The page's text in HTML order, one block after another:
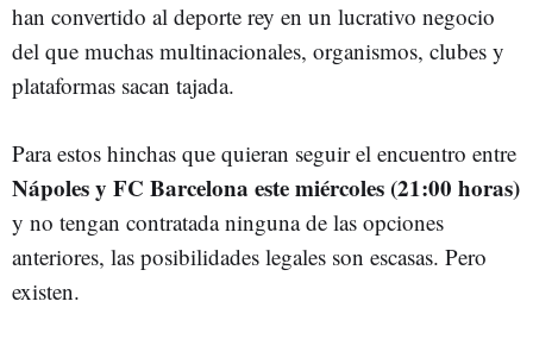
han convertido al deporte rey en un lucrativo negocio
del que muchas multinacionales, organismos, clubes y
plataformas sacan tajada.
Para estos hinchas que quieran seguir el encuentro entre
Nápoles y FC Barcelona este miércoles (21:00 horas)
y no tengan contratada ninguna de las opciones
anteriores, las posibilidades legales son escasas. Pero
existen.